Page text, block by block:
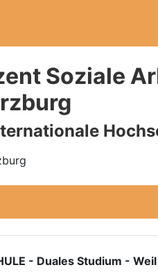
Soziale
- Duales Studium -